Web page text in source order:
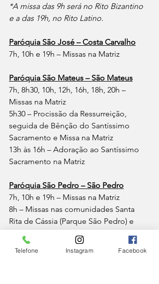
*A missa das 9h será no Rito Bizantino
e a das 19h, no Rito Latino.
Paróquia São José – Costa Carvalho
7h, 10h e 19h – Missas na Matriz
Paróquia São Mateus – São Mateus
7h, 8h30, 10h, 12h, 16h, 18h, 20h –
Missas na Matriz
5h30 – Procissão da Ressurreição,
seguida de Bênção do Santíssimo
Sacramento e Missa na Matriz
13h às 16h – Adoração ao Santíssimo
Sacramento na Matriz
Paróquia São Pedro – São Pedro
7h, 10h e 19h – Missas na Matriz
8h – Missas nas comunidades Santa
Rita de Cássia (Parque São Pedro) e
Santo Antônio (Cruzeiro de Santo
Antônio)
10h – Missa na Comunidade Nossa
Telefone Instagram Facebook